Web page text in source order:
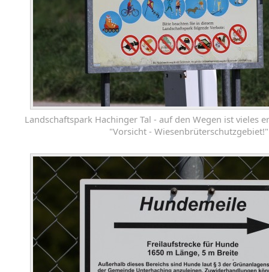
Landschaftspark Hachinger Tal - auf den Wegen ist vieles
"Vorsicht - Wiesenbrüterschutzgebiet!"